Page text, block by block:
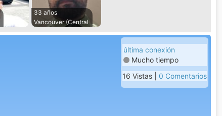
33 años
Vancouver (Central
última conexión
Mucho tiempo
16 Vistas | 0 Comentarios